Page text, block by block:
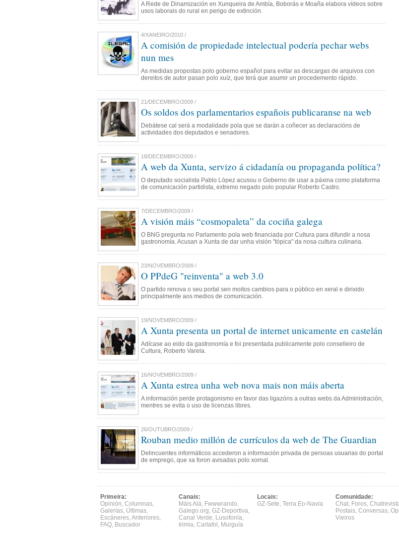
A Rede de Dinamización en Xunqueira de Ambía, Boborás e Moaña elabora vídeos sobre
usos laborais do rural en perigo de extinción.
4/XANEIRO/2010 /
A comisión de propiedade intelectual podería pechar webs
nun mes
As medidas propostas polo goberno español para evitar as descargas de arquivos con
dereitos de autor pasan polo xuíz, que terá que asumir un procedemento rápido.
21/DECEMBRO/2009 /
Os soldos dos parlamentarios españois publicaranse na web
Debátese cal será a modalidade pola que se darán a coñecer as declaracións de
actividades dos deputados e senadores.
18/DECEMBRO/2009 /
A web da Xunta, servizo á cidadanía ou propaganda política?
O deputado socialista Pablo López acusou o Goberno de usar a páxina como plataforma
de comunicación partidista, extremo negado polo popular Roberto Castro.
7/DECEMBRO/2009 /
A visión máis “cosmopaleta” da cociña galega
O BNG pregunta no Parlamento pola web financiada por Cultura para difundir a nosa
gastronomía. Acusan a Xunta de dar unha visión "tópica" da nosa cultura culinaria.
23/NOVEMBRO/2009 /
O PPdeG "reinventa" a web 3.0
O partido renova o seu portal sen moitos cambios para o público en xeral e dirixido
principalmente aos medios de comunicación.
19/NOVEMBRO/2009 /
A Xunta presenta un portal de internet unicamente en castelán
Adícase ao eido da gastronomía e foi presentada publicamente polo conselleiro de
Cultura, Roberto Varela.
16/NOVEMBRO/2009 /
A Xunta estrea unha web nova mais non máis aberta
A información perde protagonismo en favor das ligazóns a outras webs da Administración,
mentres se evita o uso de licenzas libres.
26/OUTUBRO/2009 /
Rouban medio millón de currículos da web de The Guardian
Delincuentes informáticos accederon a información privada de persoas usuarias do portal
de emprego, que xa foron avisadas polo xornal.
Primeira:
Opinión, Columnas,
Galerías, Últimas,
Escáneres,Anteriores,
FAQ, Buscador
Canais:
Máis Alá, Fwwwrando,
Galego.org, GZ-Deportiva,
Canal Verde, Lusofonía,
Irimia, Cartafol , Murguía
Locais:
GZ-Sete, Terra Eo-Navia
Comunidade:
Chat, Foros,
Postais, Conversas,
Vieiros